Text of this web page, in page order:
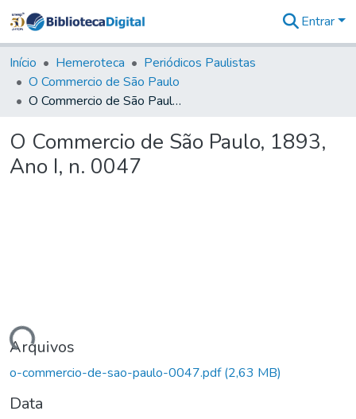
&
Coleções
Tudo na
Biblioteca
Estatísticas
Entrar
Início Hemeroteca
Periódicos Paulistas
O Commercio de São Paulo
O Commercio de São Paulo, 1893, Ano I, n. 0047
O Commercio de São Paulo, 1893,
Ano I, n. 0047
Arquivos
o-commercio-de-sao-paulo-0047.pdf(2,63 MB)
Data